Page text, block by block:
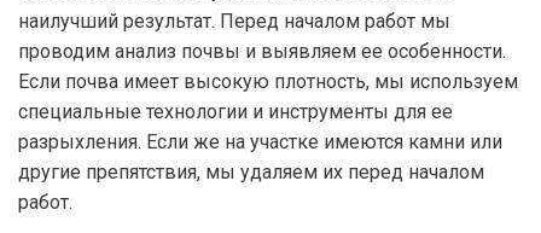
наилучший результат. Перед началом работ мы
проводим анализ почвы и выявляем ее особенности.
Если почва имеет высокую плотность, мы используем
специальные технологии и инструменты для ее
разрыхления. Если же на участке имеются камни или
другие препятствия, мы удаляем их перед началом
работ.